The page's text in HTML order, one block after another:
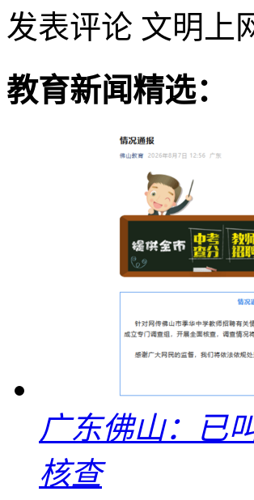
发表评论 文明上
教育新闻精选：
广东佛山：已
核查